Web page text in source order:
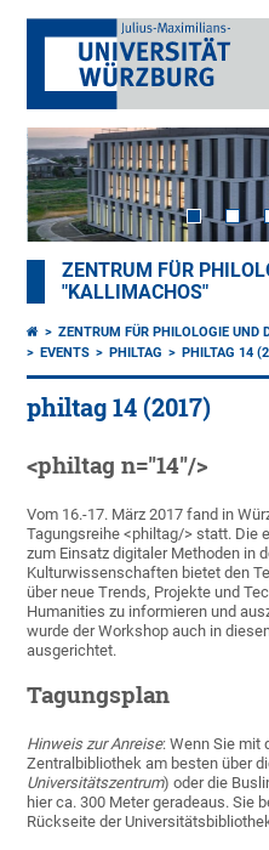
ZENTRUM FÜR
"KALLIMACHOS"
ZENTRUM FÜR PHILOLOGIE UND
EVENTS
PHILTAG PHILTAG 14
philtag 14 (2017)
<philtag n="14"/>
Vom 16.-17. März 2017 fand in
Tagungsreihe <philtag/> statt. Die
zum Einsatz digitaler Methoden in
Kulturwissenschaften bietet den
über neue Trends, Projekte und
Humanities zu informieren und
wurde der Workshop auch in
ausgerichtet.
Tagungsplan
Hinweis zur Anreise: Wenn Sie mit
Zentralbibliothek am besten über
Universitätszentrum) oder die
hier ca. 300 Meter geradeaus. Sie
Rückseite der